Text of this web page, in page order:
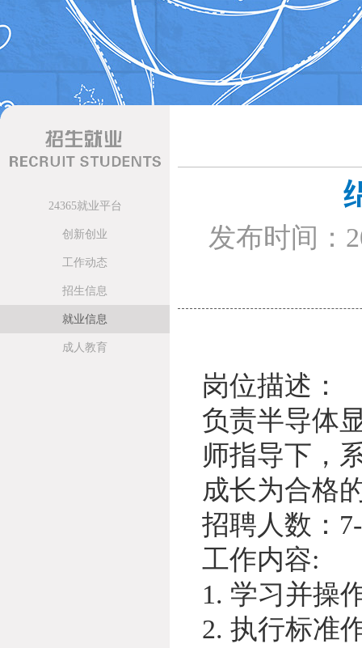
24365就业平台
创新创业
工作动态
招生信息
就业信息
成人教育
发布时间：
岗位描述：
负责半导体
师指导下，
成长为合格
招聘人数：
工作内容:
1. 学习并操
2. 执行标准